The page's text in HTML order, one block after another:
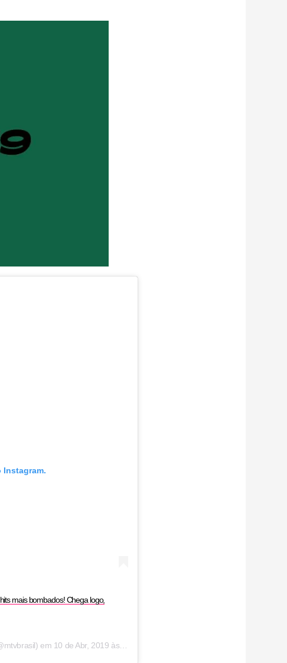
Instagram.
mais bombados! Chega logo,
em 10 de Abr, 2019 às 6:19 PDT